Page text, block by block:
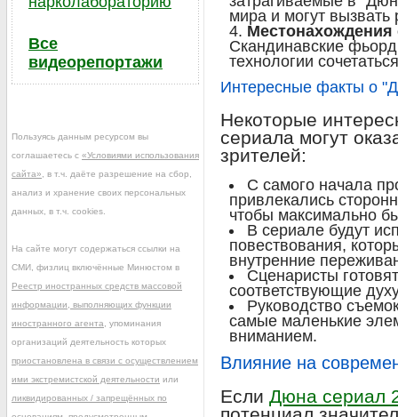
мира и могут вызвать
Местонахождения
Скандинавские
технологии
Интересные факты о
Некоторые
сериала могут
зрителей:
С самого начала
привлекались
чтобы максимально
В сериале будут
повествования,
внутренние
Сценаристы
соответствующие
Руководство
самые маленькие
вниманием.
Влияние на
Если Дюна сериал
Все
видеорепортажи
Пользуясь данным ресурсом вы
соглашаетесь с «Условиями использования
сайта» , в т.ч. даёте разрешение на сбор,
анализ и хранение своих персональных
данных, в т.ч. cookies.
На сайте могут содержаться ссылки на
СМИ, физлиц включённые Минюстом в
Реестр иностранных средств массовой
информации, выполняющих функции
иностранного агента , упоминания
организаций деятельность которых
приостановлена в связи с осуществлением
ими экстремистской деятельности или
ликвидированных / запрещённых по